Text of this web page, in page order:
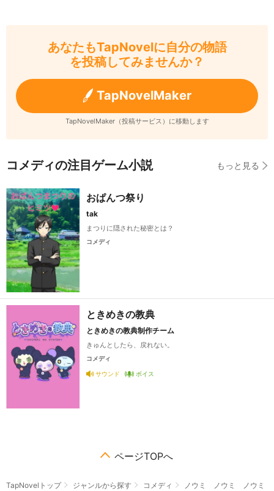
あなたもTapNovelに自分の物語
を投稿してみませんか？
TapNovelMaker
TapNovelMaker（投稿サービス）に移動します
コメディの注目ゲーム小説 もっと見る
おぱんつ祭り
tak
まつりに隠された秘密とは？
コメディ
ときめきの教典
ときめきの教典制作チーム
きゅんとしたら、戻れない。
コメディ
サウンド ボイス
ページTOPへ
TapNovelトップ ジャンルから探す コメディ ノウミ ノウミ ノウミ